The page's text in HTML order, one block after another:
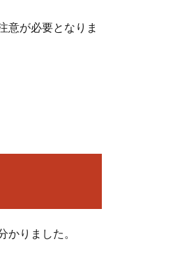
意が必要となりま
りました。